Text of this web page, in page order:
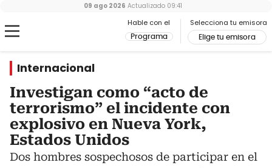
Hable con el
Programa
Selecciona tu emisora
Elige tu emisora
09 ago 2026 Actualizado 09:41
Internacional
Investigan como “acto de
terrorismo” el incidente con
explosivo en Nueva York,
Estados Unidos
Dos hombres sospechosos de participar en el